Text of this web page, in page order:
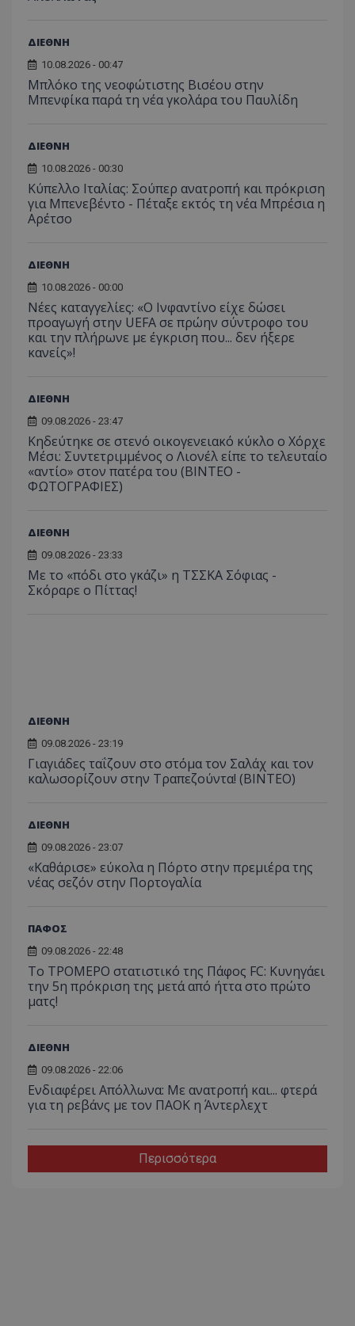
ΔΙΕΘΝΗ
10.08.2026 - 00:47
Μπλόκο της νεοφώτιστης Βισέου στην
Μπενφίκα παρά τη νέα γκολάρα του Παυλίδη
ΔΙΕΘΝΗ
10.08.2026 - 00:30
Κύπελλο Ιταλίας: Σούπερ ανατροπή και πρόκριση
για Μπενεβέντο - Πέταξε εκτός τη νέα Μπρέσια η
Αρέτσο
ΔΙΕΘΝΗ
10.08.2026 - 00:00
Νέες καταγγελίες: «Ο Ινφαντίνο είχε δώσει
προαγωγή στην UEFA σε πρώην σύντροφο του
και την πλήρωνε με έγκριση που... δεν ήξερε
κανείς»!
ΔΙΕΘΝΗ
09.08.2026 - 23:47
Κηδεύτηκε σε στενό οικογενειακό κύκλο ο Χόρχε
Μέσι: Συντετριμμένος ο Λιονέλ είπε το τελευταίο
«αντίο» στον πατέρα του (ΒΙΝΤΕΟ -
ΦΩΤΟΓΡΑΦΙΕΣ)
ΔΙΕΘΝΗ
09.08.2026 - 23:33
Με το «πόδι στο γκάζι» η ΤΣΣΚΑ Σόφιας -
Σκόραρε ο Πίττας!
ΔΙΕΘΝΗ
09.08.2026 - 23:19
Γιαγιάδες ταΐζουν στο στόμα τον Σαλάχ και τον
καλωσορίζουν στην Τραπεζούντα! (ΒΙΝΤΕΟ)
ΔΙΕΘΝΗ
09.08.2026 - 23:07
«Καθάρισε» εύκολα η Πόρτο στην πρεμιέρα της
νέας σεζόν στην Πορτογαλία
ΠΑΦΟΣ
09.08.2026 - 22:48
Το ΤΡΟΜΕΡΟ στατιστικό της Πάφος FC: Κυνηγάει
την 5η πρόκριση της μετά από ήττα στο πρώτο
ματς!
ΔΙΕΘΝΗ
09.08.2026 - 22:06
Ενδιαφέρει Απόλλωνα: Με ανατροπή και... φτερά
για τη ρεβάνς με τον ΠΑΟΚ η Άντερλεχτ
Περισσότερα